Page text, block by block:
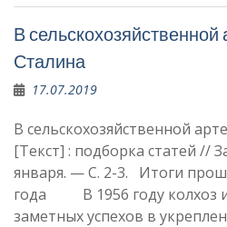
В
Сталина
17.07.2019
В сельскохозяйственной
[Текст] : подборка статей //
января. — С. 2-3. Итоги
года В 1956 году колхоз
заметных успехов в